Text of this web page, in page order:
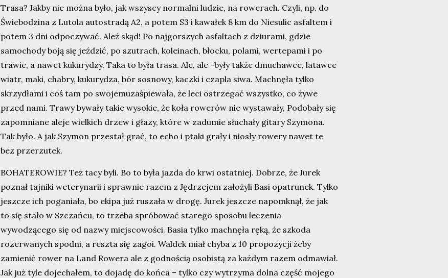
Trasa? Jakby nie można było, jak wszyscy normalni ludzie, na rowerach. Czyli, np. do
Świebodzina z Lutola autostradą A2, a potem S3 i kawałek 8 km do Niesulic asfaltem i
potem 3 dni odpoczywać. Ależ skąd! Po najgorszych asfaltach z dziurami, gdzie
samochody boją się jeździć, po szutrach, koleinach, błocku, polami, wertepami i po
trawie, a nawet kukurydzy. Taka to była trasa. Ale, ale -były także dmuchawce, latawce
wiatr, maki, chabry, kukurydza, bór sosnowy, kaczki i czapla siwa. Machnęła tylko
skrzydłami i coś tam po swojemuzaśpiewała, że leci ostrzegać wszystko, co żywe
przed nami. Trawy bywały takie wysokie, że koła rowerów nie wystawały, Podobały się
zapomniane aleje wielkich drzew i głazy, które w zadumie słuchały gitary Szymona.
Tak było. A jak Szymon przestał grać, to echo i ptaki grały i niosły rowery nawet te
bez przerzutek.
BOHATEROWIE? Też tacy byli. Bo to była jazda do krwi ostatniej. Dobrze, że Jurek
poznał tajniki weterynarii i sprawnie razem z Jędrzejem założyli Basi opatrunek. Tylko
jeszcze ich poganiała, bo ekipa już ruszała w drogę. Jurek jeszcze napomknął, że jak
to się stało w Szczańcu, to trzeba spróbować starego sposobu leczenia
wywodzącego się od nazwy miejscowości. Basia tylko machnęła ręką, że szkoda
rozerwanych spodni, a reszta się zagoi. Waldek miał chyba z 10 propozycji żeby
zamienić rower na Land Rowera ale z godnością osobistą za każdym razem odmawiał.
Jak już tyle dojechałem, to dojadę do końca – tylko czy wytrzyma dolna część mojego